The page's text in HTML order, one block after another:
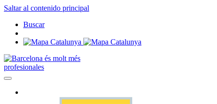
Saltar al contenido principal
Buscar
profesionales